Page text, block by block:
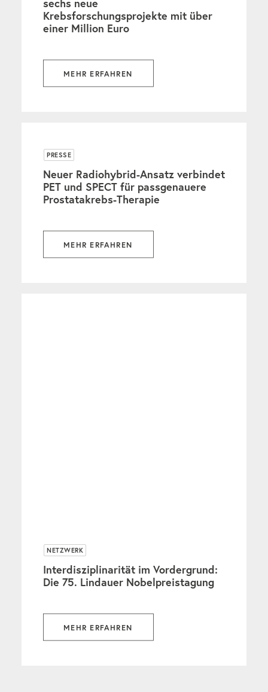
sechs neue
Krebsforschungsprojekte mit über
einer Million Euro
MEHR ERFAHREN
PRESSE
Neuer Radiohybrid-Ansatz verbindet
PET und SPECT für passgenauere
Prostatakrebs-Therapie
MEHR ERFAHREN
NETZWERK
Interdisziplinarität im Vordergrund:
Die 75. Lindauer Nobelpreistagung
MEHR ERFAHREN